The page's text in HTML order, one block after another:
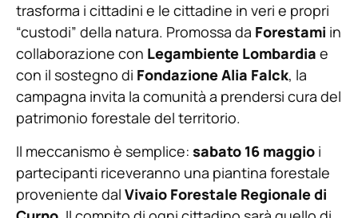
trasforma i cittadini e le cittadine in veri e propri
“custodi” della natura. Promossa da Forestami in
collaborazione con Legambiente Lombardia e
con il sostegno di Fondazione Alia Falck, la
campagna invita la comunità a prendersi cura del
patrimonio forestale del territorio.
Il meccanismo è semplice: sabato 16 maggio i
partecipanti riceveranno una piantina forestale
proveniente dal Vivaio Forestale Regionale di